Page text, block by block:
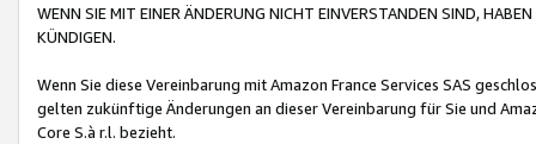
WENN SIE MIT EINER ÄNDERUNG NICHT EINVERSTANDEN SIND,
KÜNDIGEN.
Wenn Sie diese Vereinbarung mit Amazon France Services SAS
gelten zukünftige Änderungen an dieser Vereinbarung für Sie und
Core S.à r.l. bezieht.